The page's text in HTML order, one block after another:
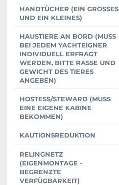
HANDTÜCHER (EIN GROSSES U
ND EIN KLEINES)
HAUSTIERE AN BORD (MUSS
BEI JEDEM YACHTEIGNER
INDIVIDUELL ERFRAGT
WERDEN, BITTE RASSE UND
GEWICHT DES TIERES
ANGEBEN)
HOSTESS/STEWARD (MUSS
EINE EIGENE KABINE
BEKOMMEN)
KAUTIONSREDUKTION
RELINGNETZ
(EIGENMONTAGE -
BEGRENZTE
VERFÜGBARKEIT)